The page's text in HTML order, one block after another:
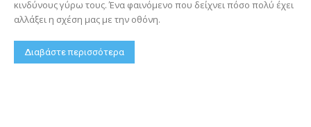
κινδύνους γύρω τους. Ένα φαινόμενο που δείχνει πόσο πολύ έχει
αλλάξει η σχέση μας με την οθόνη.
Διαβάστε περισσότερα